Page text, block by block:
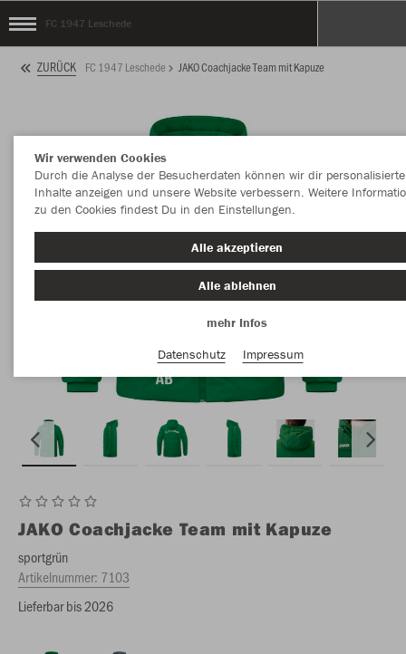
FC 1947 Leschede
ZURÜCK FC 1947 Leschede JAKO Coachjacke Team mit Kapuze
JAKO Coachjacke Team mit Kapuze
sportgrün
Artikelnummer: 7103
Lieferbar bis 2026
Wir verwenden Cookies
Durch die Analyse der Besucherdaten können wir dir personalisierte
Inhalte anzeigen und unsere Website verbessern. Weitere
zu den Cookies findest Du in den Einstellungen.
Alle akzeptieren
Alle ablehnen
mehr Infos
Datenschutz
Impressum